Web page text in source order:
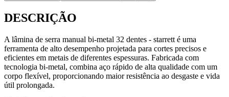
DESCRIÇÃO
A lâmina de serra manual bi-metal 32 dentes - starrett é uma
ferramenta de alto desempenho projetada para cortes precisos e
eficientes em metais de diferentes espessuras. Fabricada com
tecnologia bi-metal, combina aço rápido de alta qualidade com um
corpo flexível, proporcionando maior resistência ao desgaste e vida
útil prolongada.